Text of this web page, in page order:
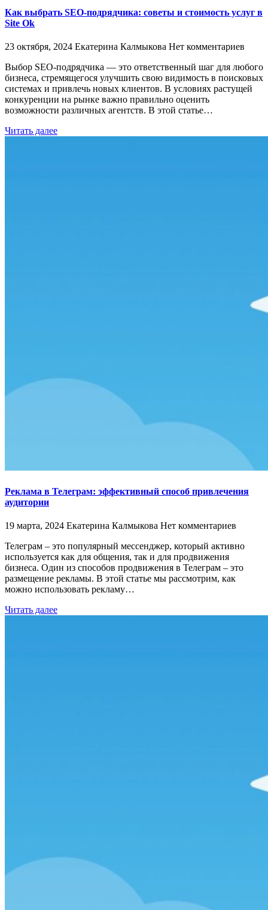
Как выбрать SEO-подрядчика: советы и стоимость услуг в
Site Ok
23 октября, 2024 Екатерина Калмыкова Нет комментариев
Выбор SEO-подрядчика — это ответственный шаг для любого
бизнеса, стремящегося улучшить свою видимость в поисковых
системах и привлечь новых клиентов. В условиях растущей
конкуренции на рынке важно правильно оценить
возможности различных агентств. В этой статье…
Читать далее
Реклама в Телеграм: эффективный способ привлечения
аудитории
19 марта, 2024 Екатерина Калмыкова Нет комментариев
Телеграм – это популярный мессенджер, который активно
используется как для общения, так и для продвижения
бизнеса. Один из способов продвижения в Телеграм – это
размещение рекламы. В этой статье мы рассмотрим, как
можно использовать рекламу…
Читать далее